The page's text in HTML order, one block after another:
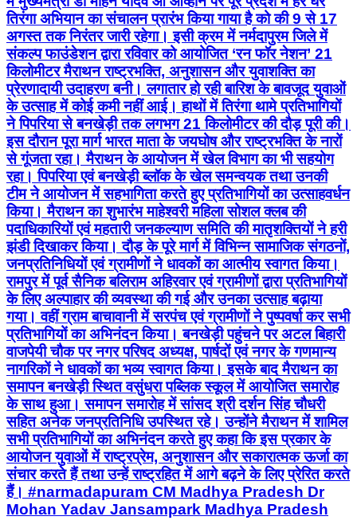
तिरंगा अभियान का संचालन प्रारंभ किया गाया है को की 9 से 17
अगस्त तक निरंतर जारी रहेगा। इसी क्रम में नर्मदापुरम जिले में
संकल्प फाउंडेशन द्वारा रविवार को आयोजित ‘रन फॉर नेशन’ 21
किलोमीटर मैराथन राष्ट्रभक्ति, अनुशासन और युवाशक्ति का
प्रेरणादायी उदाहरण बनी। लगातार हो रही बारिश के बावजूद युवाओं
के उत्साह में कोई कमी नहीं आई। हाथों में तिरंगा थामे प्रतिभागियों
ने पिपरिया से बनखेड़ी तक लगभग 21 किलोमीटर की दौड़ पूरी की।
इस दौरान पूरा मार्ग भारत माता के जयघोष और राष्ट्रभक्ति के नारों
से गूंजता रहा। मैराथन के आयोजन में खेल विभाग का भी सहयोग
रहा। पिपरिया एवं बनखेड़ी ब्लॉक के खेल समन्वयक तथा उनकी
टीम ने आयोजन में सहभागिता करते हुए प्रतिभागियों का उत्साहवर्धन
किया। मैराथन का शुभारंभ माहेश्वरी महिला सोशल क्लब की
पदाधिकारियों एवं महतारी जनकल्याण समिति की मातृशक्तियों ने हरी
झंडी दिखाकर किया। दौड़ के पूरे मार्ग में विभिन्न सामाजिक संगठनों,
जनप्रतिनिधियों एवं ग्रामीणों ने धावकों का आत्मीय स्वागत किया।
रामपुर में पूर्व सैनिक बलिराम अहिरवार एवं ग्रामीणों द्वारा प्रतिभागियों
के लिए अल्पाहार की व्यवस्था की गई और उनका उत्साह बढ़ाया
गया। वहीं ग्राम बाचावानी में सरपंच एवं ग्रामीणों ने पुष्पवर्षा कर सभी
प्रतिभागियों का अभिनंदन किया। बनखेड़ी पहुंचने पर अटल बिहारी
वाजपेयी चौक पर नगर परिषद अध्यक्ष, पार्षदों एवं नगर के गणमान्य
नागरिकों ने धावकों का भव्य स्वागत किया। इसके बाद मैराथन का
समापन बनखेड़ी स्थित वसुंधरा पब्लिक स्कूल में आयोजित समारोह
के साथ हुआ। समापन समारोह में सांसद श्री दर्शन सिंह चौधरी
सहित अनेक जनप्रतिनिधि उपस्थित रहे। उन्होंने मैराथन में शामिल
सभी प्रतिभागियों का अभिनंदन करते हुए कहा कि इस प्रकार के
आयोजन युवाओं में राष्ट्रप्रेम, अनुशासन और सकारात्मक ऊर्जा का
संचार करते हैं तथा उन्हें राष्ट्रहित में आगे बढ़ने के लिए प्रेरित करते
हैं। #narmadapuram CM Madhya Pradesh Dr
Mohan Yadav Jansampark Madhya Pradesh